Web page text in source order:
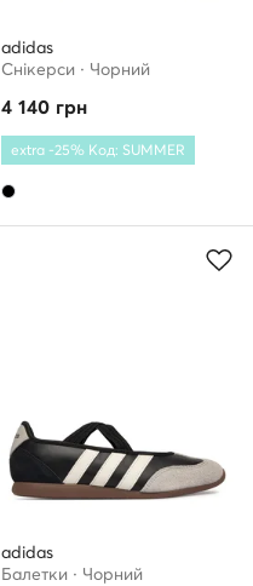
adidas
Снікерcи · Чорний
4 140 грн
extra -25% Код: SUMMER
adidas
Балетки · Чорний